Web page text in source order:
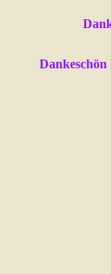
Dankeschön